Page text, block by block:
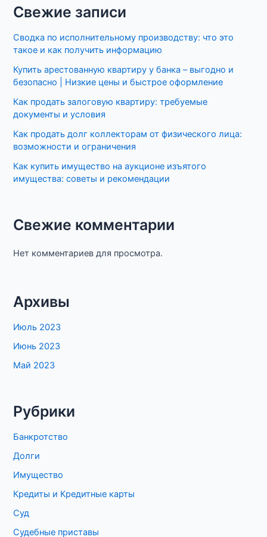
Свежие записи
Сводка по исполнительному производству: что это
такое и как получить информацию
Купить арестованную квартиру у банка – выгодно и
безопасно | Низкие цены и быстрое оформление
Как продать залоговую квартиру: требуемые
документы и условия
Как продать долг коллекторам от физического лица:
возможности и ограничения
Как купить имущество на аукционе изъятого
имущества: советы и рекомендации
Свежие комментарии
Нет комментариев для просмотра.
Архивы
Июль 2023
Июнь 2023
Май 2023
Рубрики
Банкротство
Долги
Имущество
Кредиты и Кредитные карты
Суд
Судебные приставы